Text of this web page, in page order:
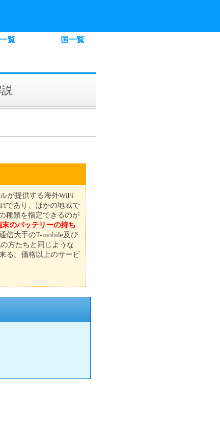
覧 国一覧
が提供する海外WiFi
であり、ほかの地域で
種類を指定できるのが
のバッテリーの持ち
信大手のT-mobile及び
方たちと同じような
る。価格以上のサービ